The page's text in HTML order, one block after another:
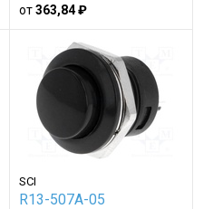
от363,84 ₽
SCI
R13-507A-05